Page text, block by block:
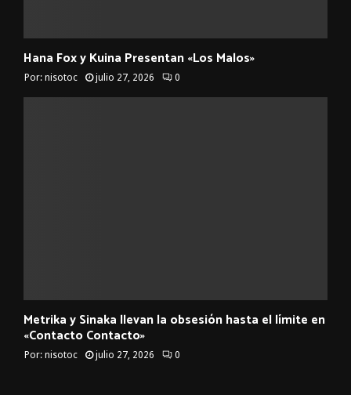
Hana Fox y Kuina Presentan «Los Malos»
Por: nisotoc julio 27, 2026 0
Metrika y Sinaka llevan la obsesión hasta el límite en
«Contacto Contacto»
Por: nisotoc julio 27, 2026 0